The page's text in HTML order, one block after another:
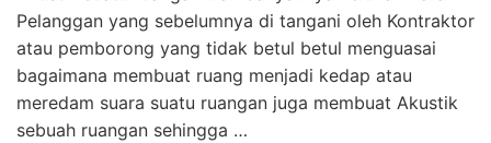
Pelanggan yang sebelumnya di tangani oleh Kontraktor
atau pemborong yang tidak betul betul menguasai
bagaimana membuat ruang menjadi kedap atau
meredam suara suatu ruangan juga membuat Akustik
sebuah ruangan sehingga …